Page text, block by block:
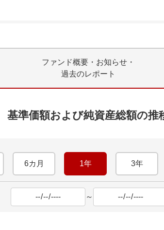
ファンド概要・お知らせ・
過去のレポート
基準価額および純資産総額の推
6カ月 1年 3年
～